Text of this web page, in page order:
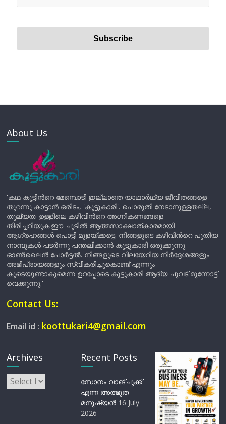
About Us
'കഥ കൂട്ടിന്‍റെ മേമ്പൊടി ഇല്ലാതെ യാഥാർഥ്യ ജീവിതങ്ങളെ
തുറന്നു കാട്ടാൻ ഒരിടം, 'കൂട്ടുകാരി'. പൊരുതി നേടാനുള്ളതല്ല,
തുല്യത. ഉള്ളിലെ കഴിവിന്‍റെ അഗ്നികണങ്ങളെ
തിരിച്ചറിയുക.ഈ ചൂടിൽ ആത്മസാക്ഷാത്കാരമായി
ആഗ്രഹങ്ങൾ പൊട്ടി മുളയ്ക്കട്ടെ. നിങ്ങളുടെ കഴിവിന്‍റെ പുതിയ
നാമ്പുകൾ പടർന്നു പന്തലിക്കാൻ കൂട്ടുകാരി ഒരുക്കുന്നു
ഓൺലൈൻ പോർട്ടൽ. നിങ്ങളുടെ വിലയേറിയ നിർദ്ദേശങ്ങളും
അഭിപ്രായങ്ങളും സ്വീകരിച്ചുകൊണ്ട് എന്നും
കൂടെയുണ്ടാകുമെന്ന ഉറപ്പോടെ കൂട്ടുകാരി ആദ്യ ചുവട് മുന്നോട്ട്
വെക്കുന്നു.'
Contact Us:
Email id : koottukari4@gmail.com
Archives
Archives
Recent Posts
സോനം വാങ്ചുക്ക്
എന്ന അത്ഭുത
മനുഷ്യന്‍ 16 July
2026